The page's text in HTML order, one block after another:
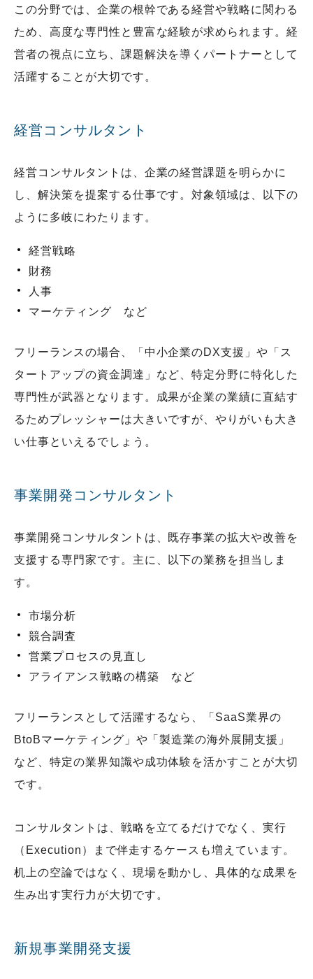
この分野では、企業の根幹である経営や戦略に関わる
ため、高度な専門性と豊富な経験が求められます。経
営者の視点に立ち、課題解決を導くパートナーとして
活躍することが大切です。
経営コンサルタント
経営コンサルタントは、企業の経営課題を明らかに
し、解決策を提案する仕事です。対象領域は、以下の
ように多岐にわたります。
経営戦略
財務
人事
マーケティング など
フリーランスの場合、「中小企業のDX支援」や「ス
タートアップの資金調達」など、特定分野に特化した
専門性が武器となります。成果が企業の業績に直結す
るためプレッシャーは大きいですが、やりがいも大き
い仕事といえるでしょう。
事業開発コンサルタント
事業開発コンサルタントは、既存事業の拡大や改善を
支援する専門家です。主に、以下の業務を担当しま
す。
市場分析
競合調査
営業プロセスの見直し
アライアンス戦略の構築 など
フリーランスとして活躍するなら、「SaaS業界の
BtoBマーケティング」や「製造業の海外展開支援」
など、特定の業界知識や成功体験を活かすことが大切
です。
コンサルタントは、戦略を立てるだけでなく、実行
（Execution）まで伴走するケースも増えています。
机上の空論ではなく、現場を動かし、具体的な成果を
生み出す実行力が大切です。
新規事業開発支援